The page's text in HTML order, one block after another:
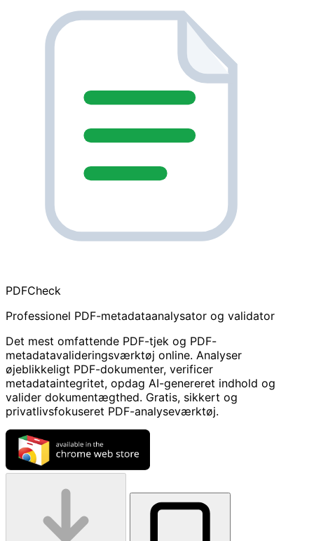
PDFCheck
Professionel PDF-metadataanalysator og validator
Det mest omfattende PDF-tjek og PDF-
metadatavalideringsværktøj online. Analyser
øjeblikkeligt PDF-dokumenter, verificer
metadataintegritet, opdag AI-genereret indhold og
valider dokumentægthed. Gratis, sikkert og
privatlivsfokuseret PDF-analyseværktøj.